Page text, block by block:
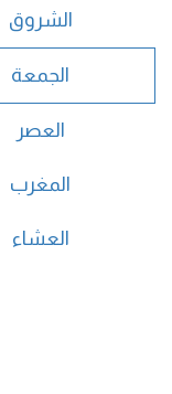
الشروق
الجمعة
العصر
المغرب
العشاء